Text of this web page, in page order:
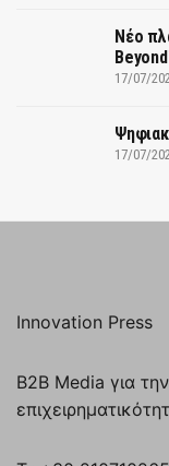
Νέο
17/07/
17/07/
Innovation Press
B2B Media για